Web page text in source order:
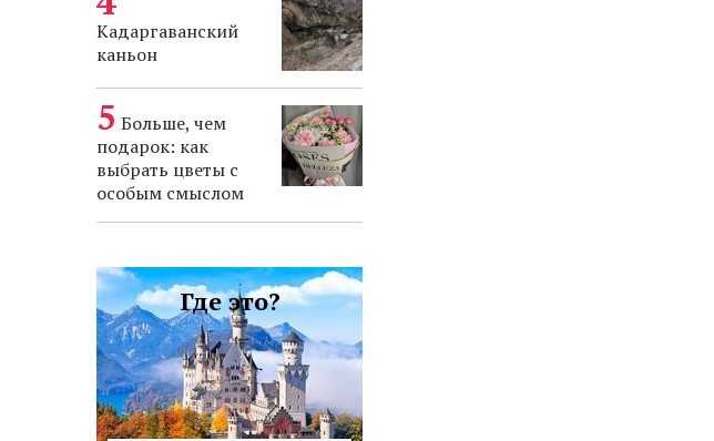
Кадаргаванский
каньон
Больше, чем
подарок: как
выбрать цветы с
особым смыслом
Где это?